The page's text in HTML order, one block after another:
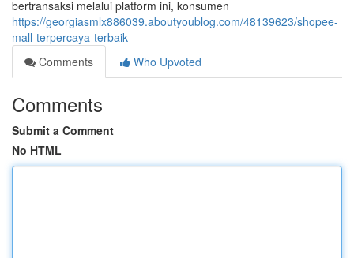
bertransaksi melalui platform ini, konsumen
https://georgiasmlx886039.aboutyoublog.com/48139623/shopee-
mall-terpercaya-terbaik
Comments
Who Upvoted
Comments
Submit a Comment
No HTML